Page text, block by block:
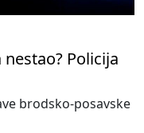
Policija
brodsko-posavske